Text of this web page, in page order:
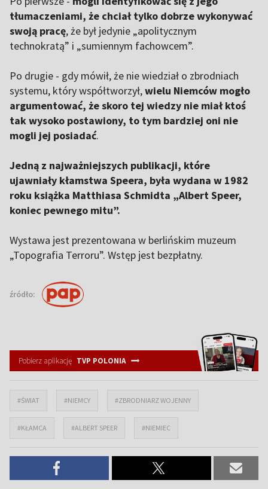
tłumaczeniami, że chciał tylko dobrze wykonywać
swoją pracę, że był jedynie „apolitycznym
technokratą” i „sumiennym fachowcem”.
Po drugie - gdy mówił, że nie wiedział o zbrodniach
systemu, który współtworzył,wielu Niemców mogło
argumentować, że skoro tej wiedzy nie miał ktoś
tak wysoko postawiony, to tym bardziej oni nie
mogli jej posiadać.
Jedną z najważniejszych publikacji, które
ujawniały kłamstwa Speera, była wydana w 1982
roku książka Matthiasa Schmidta „Albert Speer,
koniec pewnego mitu”.
Wystawa jest prezentowana w berlińskim muzeum
„Topografia Terroru”. Wstęp jest bezpłatny.
źródło:
Pobierz aplikację TVP POLONIA
#ŚWIAT #NIEMCY #ZBRODNIARZ WOJENNY
#KŁAMCA #ALBERT SPEER #NIEMIEC